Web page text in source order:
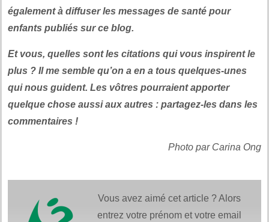
également à diffuser les messages de santé pour
enfants publiés sur ce blog.
Et vous, quelles sont les citations qui vous inspirent le
plus ? Il me semble qu’on a en a tous quelques-unes
qui nous guident. Les vôtres pourraient apporter
quelque chose aussi aux autres : partagez-les dans les
commentaires !
Photo par Carina Ong
Vous avez aimé cet article ? Alors
entrez votre prénom et votre email